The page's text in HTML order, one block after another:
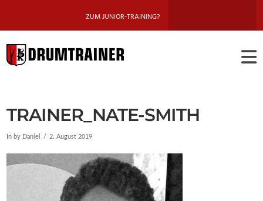
ZUM JUNIOR-TRAINING?
TRAINER_NATE-SMITH
In by Daniel 2. August 2019